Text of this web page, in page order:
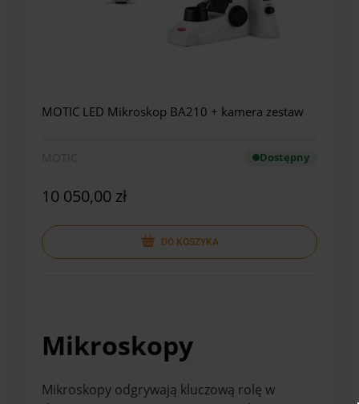
MOTIC LED Mikroskop BA210 + kamera zestaw
Dostępny
10 050,00 zł
DO KOSZYKA
Mikroskopy
Mikroskopy odgrywają kluczową rolę w